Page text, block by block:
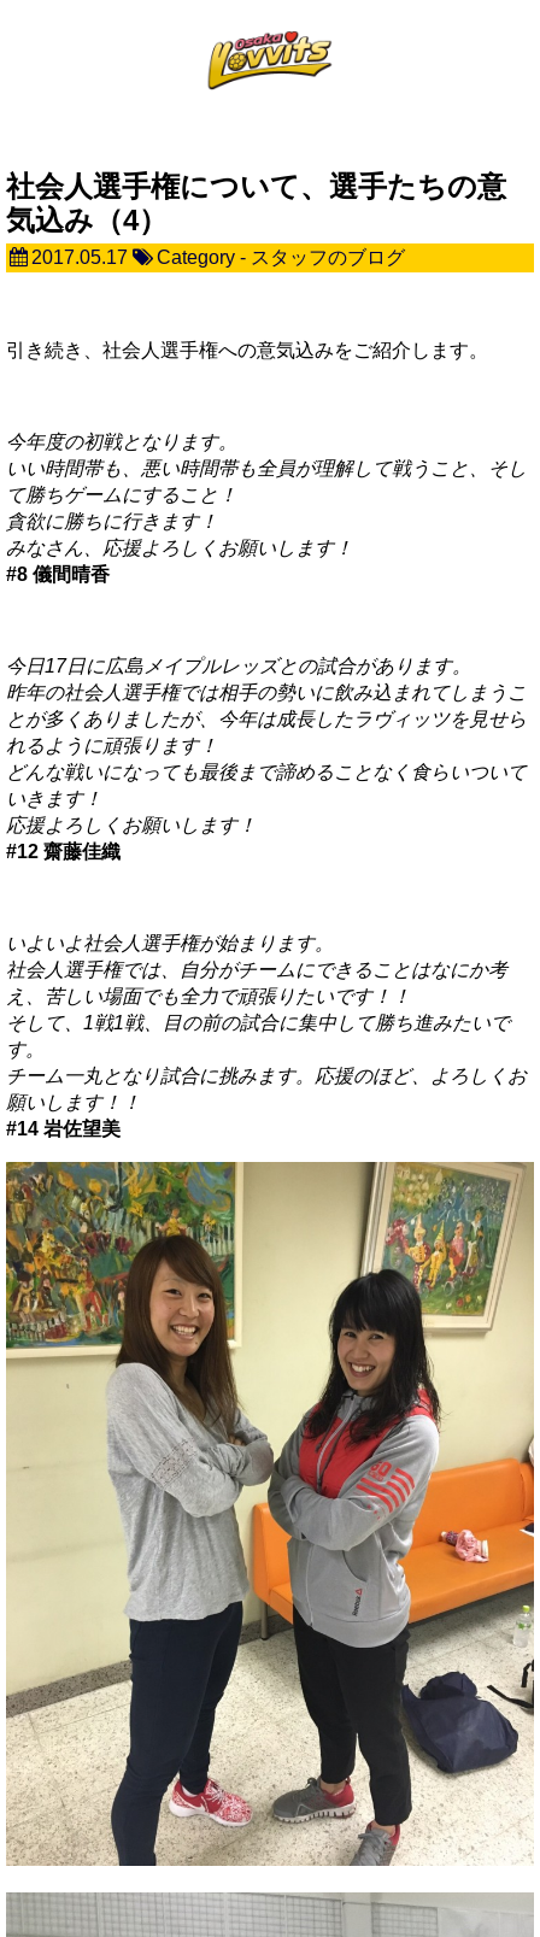
社会人選手権について、選手たちの意
気込み（4）
2017.05.17 Category - スタッフのブログ
引き続き、社会人選手権への意気込みをご紹介します。
今年度の初戦となります。
いい時間帯も、悪い時間帯も全員が理解して戦うこと、そし
て勝ちゲームにすること！
貪欲に勝ちに行きます！
みなさん、応援よろしくお願いします！
#8 儀間晴香
今日17日に広島メイプルレッズとの試合があります。
昨年の社会人選手権では相手の勢いに飲み込まれてしまうこ
とが多くありましたが、今年は成長したラヴィッツを見せら
れるように頑張ります！
どんな戦いになっても最後まで諦めることなく食らいついて
いきます！
応援よろしくお願いします！
#12 齋藤佳織
いよいよ社会人選手権が始まります。
社会人選手権では、自分がチームにできることはなにか考
え、苦しい場面でも全力で頑張りたいです！！
そして、1戦1戦、目の前の試合に集中して勝ち進みたいで
す。
チーム一丸となり試合に挑みます。応援のほど、よろしくお
願いします！！
#14 岩佐望美